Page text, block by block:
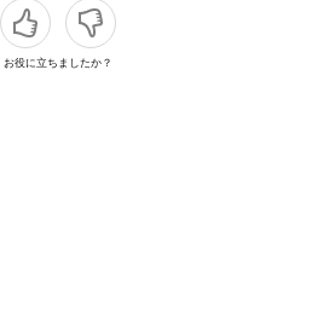
お役に立ちましたか？